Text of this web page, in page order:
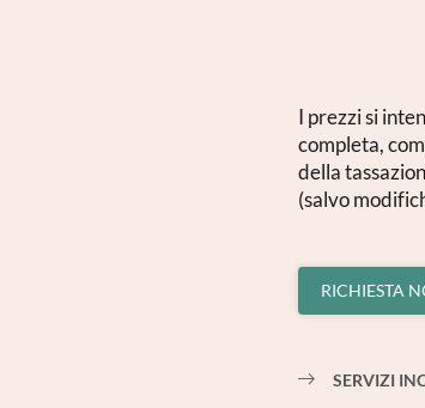
I prezzi si
completa,
della
(salvo
RICHIESTA
SERVIZI